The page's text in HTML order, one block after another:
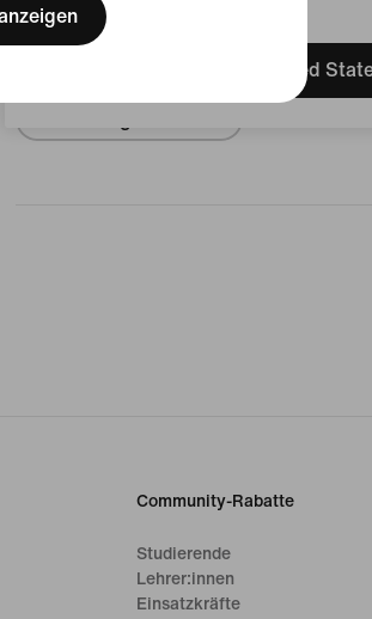
Update your location?
United
Keine Bewertungen
Community-Rabatte
Studierende
Lehrer:innen
Einsatzkräfte